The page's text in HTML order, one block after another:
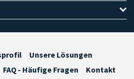
Unsere Lösungen
FAQ - Häufige Fragen
Kontakt